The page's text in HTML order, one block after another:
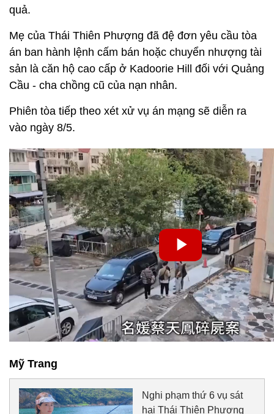
quả.
Mẹ của Thái Thiên Phượng đã đệ đơn yêu cầu tòa
án ban hành lệnh cấm bán hoặc chuyển nhượng tài
sản là căn hộ cao cấp ở Kadoorie Hill đối với Quảng
Cầu - cha chồng cũ của nạn nhân.
Phiên tòa tiếp theo xét xử vụ án mạng sẽ diễn ra
vào ngày 8/5.
Mỹ Trang
Nghi phạm thứ 6 vụ sát
hại Thái Thiên Phượng